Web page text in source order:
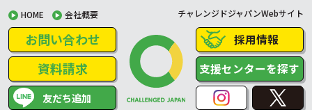
HOME 会社概要 チャレンジドジャパンWebサイト
お問い合わせ
資料請求
友だち追加
採用情報
支援センターを探す